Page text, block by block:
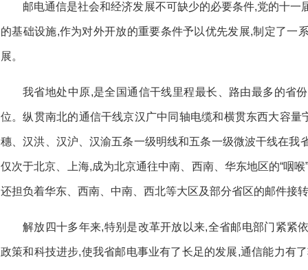
邮电通信是社会和经济发展不可缺少的必要条件,党的十
的基础设施,作为对外开放的重要条件予以优先发展,制定了一
展。
我省地处中原,是全国通信干线里程最长、路由最多的省
位。纵贯南北的通信干线京汉广中同轴电缆和横贯东西大容
穗、汉洪、汉沪、汉渝五条一级明线和五条一级微波干线在我
仅次于北京、上海,成为北京通往中南、西南、华东地区的“咽
还担负着华东、西南、中南、西北等大区及部分省区的邮件接
解放四十多年来,特别是改革开放以来,全省邮电部门紧紧
政策和科技进步,使我省邮电事业有了长足的发展,通信能力有